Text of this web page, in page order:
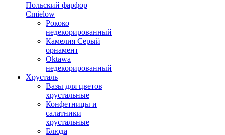
Польский фарфор
Сmielow
Рококо
недекорированный
Камелия Серый
орнамент
Oktawa
недекорированный
Хрусталь
Вазы для цветов
хрустальные
Конфетницы и
салатники
хрустальные
Блюда